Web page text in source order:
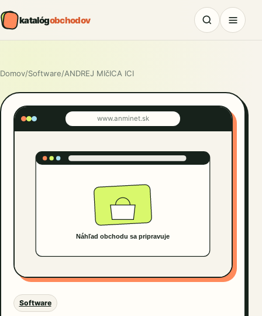
katalógobchodov
Domov/Software/ANDREJ MIčICA ICI
www.anminet.sk
Software